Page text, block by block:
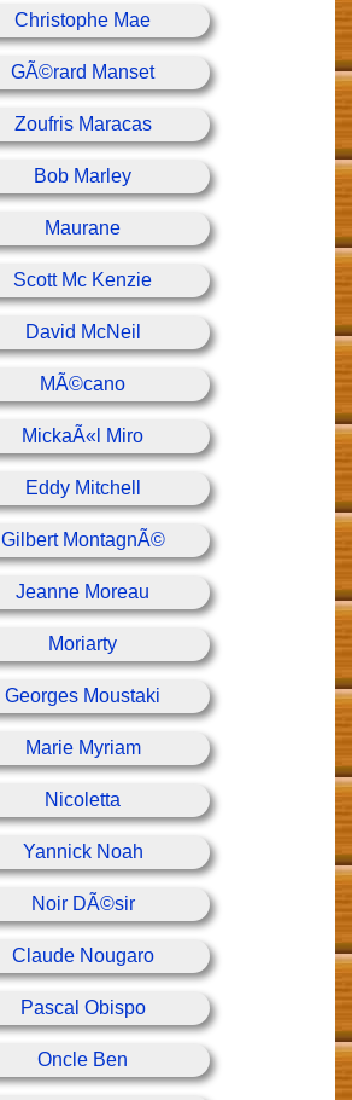
Christophe Mae
GÃ©rard Manset
Zoufris Maracas
Bob Marley
Maurane
Scott Mc Kenzie
David McNeil
MÃ©cano
MickaÃ«l Miro
Eddy Mitchell
Gilbert MontagnÃ©
Jeanne Moreau
Moriarty
Georges Moustaki
Marie Myriam
Nicoletta
Yannick Noah
Noir DÃ©sir
Claude Nougaro
Pascal Obispo
Oncle Ben